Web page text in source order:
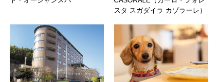
スタ スガダイラ カゾラーレ）